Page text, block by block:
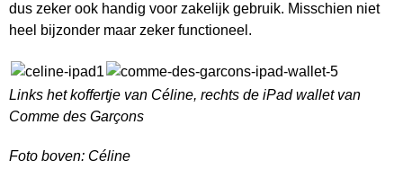
dus zeker ook handig voor zakelijk gebruik. Misschien niet
heel bijzonder maar zeker functioneel.
Links het koffertje van Céline, rechts de iPad wallet van
Comme des Garçons
Foto boven: Céline